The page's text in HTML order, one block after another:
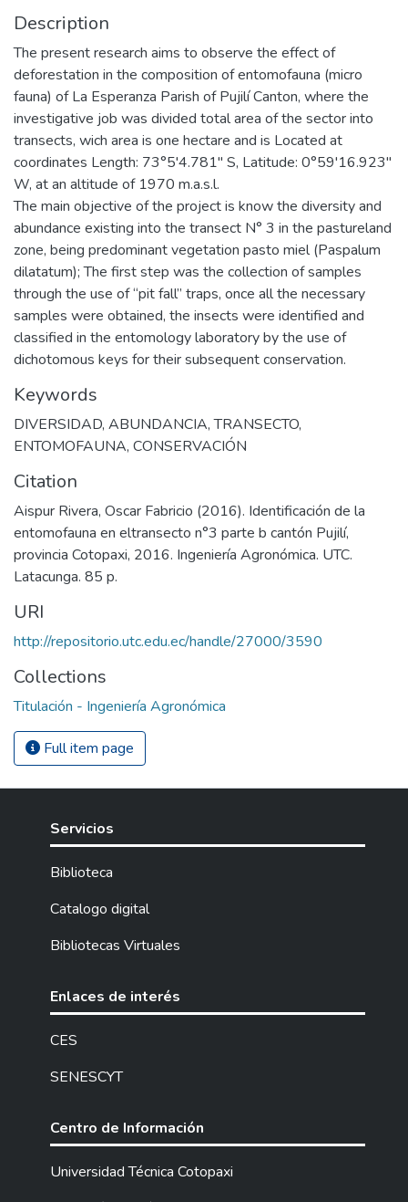
Description
The present research aims to observe the effect of
deforestation in the composition of entomofauna (micro
fauna) of La Esperanza Parish of Pujilí Canton, where the
investigative job was divided total area of the sector into
transects, wich area is one hectare and is Located at
coordinates Length: 73°5'4.781'' S, Latitude: 0°59'16.923''
W, at an altitude of 1970 m.a.s.l.
The main objective of the project is know the diversity and
abundance existing into the transect N° 3 in the pastureland
zone, being predominant vegetation pasto miel (Paspalum
dilatatum); The first step was the collection of samples
through the use of “pit fall” traps, once all the necessary
samples were obtained, the insects were identified and
classified in the entomology laboratory by the use of
dichotomous keys for their subsequent conservation.
Keywords
DIVERSIDAD, ABUNDANCIA,TRANSECTO,
ENTOMOFAUNA, CONSERVACIÓN
Citation
Aispur Rivera, Oscar Fabricio (2016). Identificación de la
entomofauna en eltransecto n°3 parte b cantón Pujilí,
provincia Cotopaxi, 2016. Ingeniería Agronómica. UTC.
Latacunga. 85 p.
URI
http://repositorio.utc.edu.ec/handle/27000/3590
Collections
Titulación - Ingeniería Agronómica
Full item page
Servicios
Biblioteca
Catalogo digital
Bibliotecas Virtuales
Enlaces de interés
CES
SENESCYT
Centro de Información
Universidad Técnica Cotopaxi